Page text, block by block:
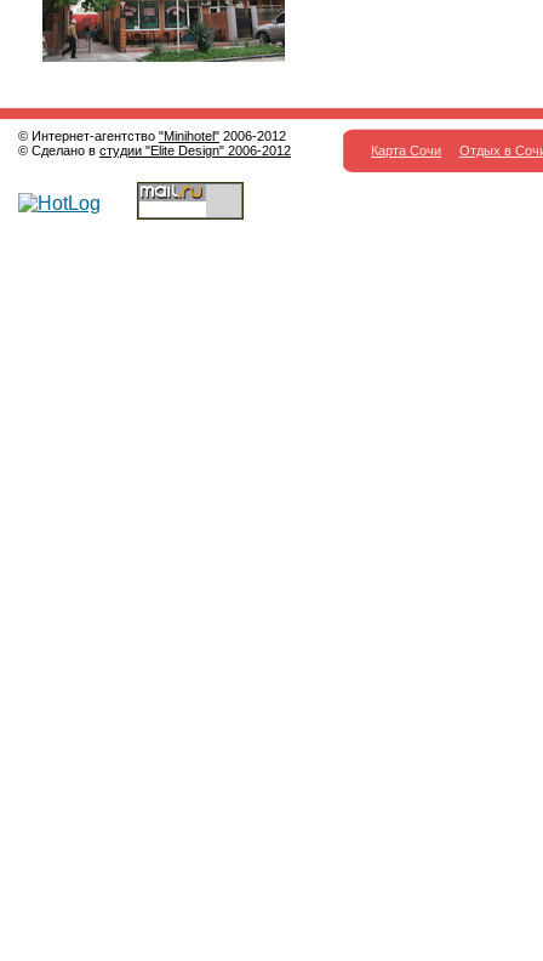
© Интернет-агентство "Minihotel" 2006-2012
© Сделано в студии "Elite Design" 2006-2012 Карта Сочи Отдых в